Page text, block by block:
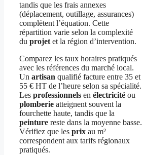
tandis que les frais annexes
(déplacement, outillage, assurances)
complètent l’équation. Cette
répartition varie selon la complexité
du projet et la région d’intervention.
Comparez les taux horaires pratiqués
avec les références du marché local.
Un artisan qualifié facture entre 35 et
55 € HT de l’heure selon sa spécialité.
Les professionnels en électricité ou
plomberie atteignent souvent la
fourchette haute, tandis que la
peinture reste dans la moyenne basse.
Vérifiez que les prix au m²
correspondent aux tarifs régionaux
pratiqués.